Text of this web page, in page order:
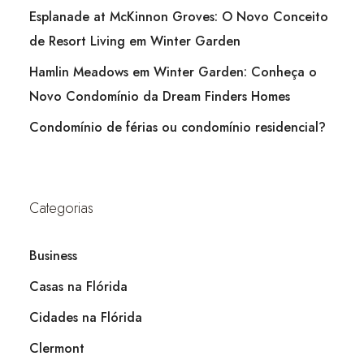
Esplanade at McKinnon Groves: O Novo Conceito
de Resort Living em Winter Garden
Hamlin Meadows em Winter Garden: Conheça o
Novo Condomínio da Dream Finders Homes
Condomínio de férias ou condomínio residencial?
Categorias
Business
Casas na Flórida
Cidades na Flórida
Clermont